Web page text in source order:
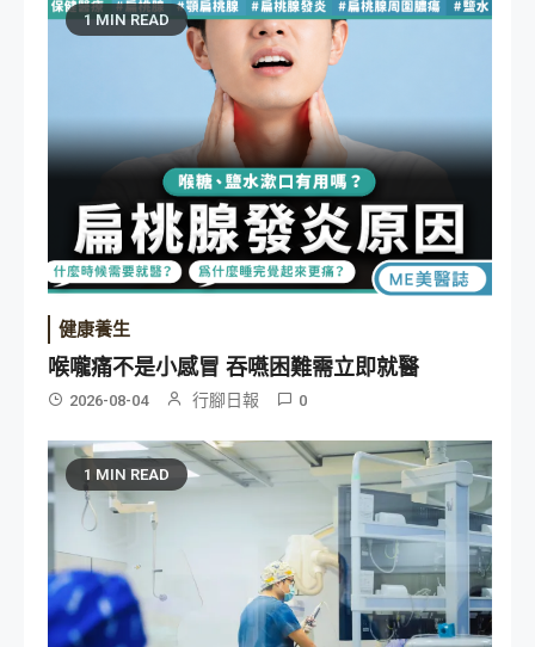
1 MIN READ
健康養生
喉嚨痛不是小感冒 吞嚥困難需立即就醫
2026-08-04 行腳日報 0
1 MIN READ